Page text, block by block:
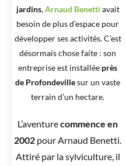
jardins,Arnaud Benettiavait
besoin de plus d’espace pour
développer ses activités. C’est
désormais chose faite : son
entreprise est installéeprès
de Profondevillesur un vaste
terrain d’un hectare.
L’aventurecommence en
2002pour Arnaud Benetti.
Attiré par la sylviculture, il